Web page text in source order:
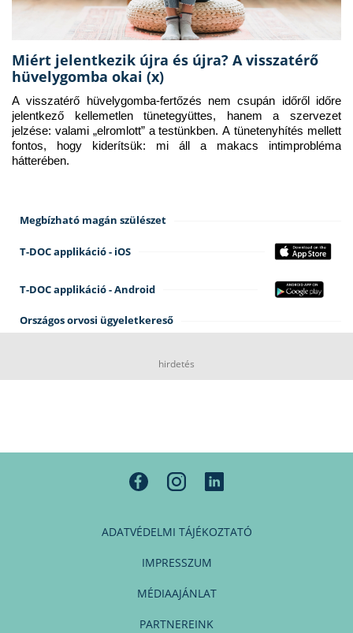
Miért jelentkezik újra és újra? A visszatérő
hüvelygomba okai (x)
A visszatérő hüvelygomba-fertőzés nem csupán időről időre
jelentkező kellemetlen tünetegyüttes, hanem a szervezet
jelzése: valami „elromlott” a testünkben. A tünetenyhítés mellett
fontos, hogy kiderítsük: mi áll a makacs intimprobléma
hátterében.
Megbízható magán szülészet
T-DOC applikáció - iOS
T-DOC applikáció - Android
Országos orvosi ügyeletkereső
hirdetés
ADATVÉDELMI TÁJÉKOZTATÓ
IMPRESSZUM
MÉDIAAJÁNLAT
PARTNEREINK